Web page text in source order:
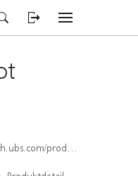
index/isin/CH1579301743